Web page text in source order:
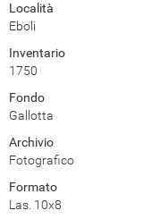
Località
Eboli
Inventario
1750
Fondo
Gallotta
Archivio
Fotografico
Formato
Las. 10x8